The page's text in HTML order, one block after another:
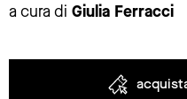
a cura di Giulia Ferracci